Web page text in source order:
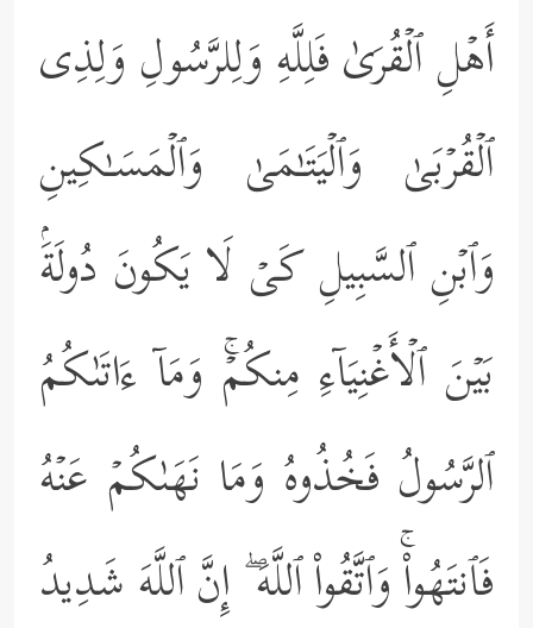
أَهۡلِ ٱلۡقُرَىٰ فَلِلَّهِ وَلِلرَّسُولِ وَلِذِی
ٱلۡقُرۡبَىٰ وَٱلۡیَتَـٰمَىٰ وَٱلۡمَسَـٰكِینِ
وَٱبۡنِ ٱلسَّبِیلِ كَیۡ لَا یَكُونَ دُولَةَۢ
بَیۡنَ ٱلۡأَغۡنِیَاۤءِ مِنكُمۡۚ وَمَاۤ ءَاتَىٰكُمُ
ٱلرَّسُولُ فَخُذُوهُ وَمَا نَهَىٰكُمۡ عَنۡهُ
فَٱنتَهُواْۚ وَٱتَّقُواْ ٱللَّهَ ۖ إِنَّ ٱللَّهَ شَدِیدُ